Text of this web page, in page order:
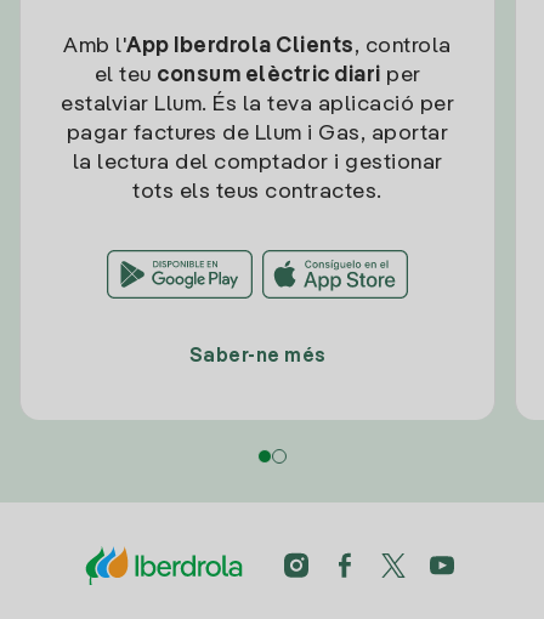
Amb l'App Iberdrola Clients, controla
el teu consum elèctric diari per
estalviar Llum. És la teva aplicació per
pagar factures de Llum i Gas, aportar
la lectura del comptador i gestionar
tots els teus contractes.
Saber-ne més